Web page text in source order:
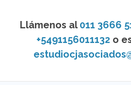
Llámenos al 011 3666
+5491156011132 o